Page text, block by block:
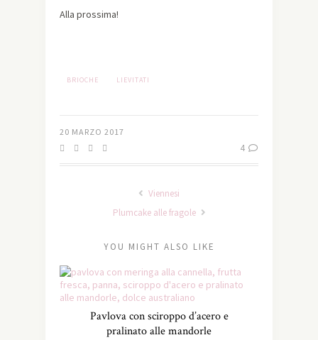
Alla prossima!
BRIOCHE LIEVITATI
20 MARZO 2017
4
Viennesi
Plumcake alle fragole
YOU MIGHT ALSO LIKE
Pavlova con sciroppo d’acero e
pralinato alle mandorle